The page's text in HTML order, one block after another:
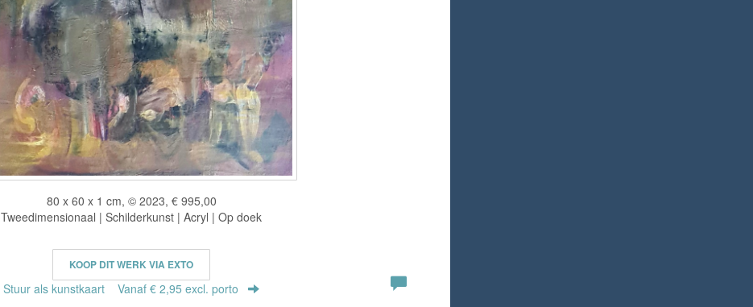
80 x 60 x 1 cm, © 2023, € 995,00
Tweedimensionaal | Schilderkunst | Acryl | Op doek
KOOP DIT WERK VIA EXTO
Stuur als kunstkaart Vanaf € 2,95 excl. porto